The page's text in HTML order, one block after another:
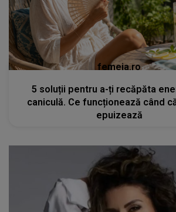
femeia.ro
5 soluții pentru a-ți recăpăta
caniculă. Ce funcționează când
epuizează